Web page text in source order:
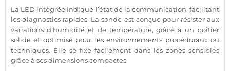
La LED intégrée indique l’état de la communication, facilitant
les diagnostics rapides. La sonde est conçue pour résister aux
variations d’humidité et de température, grâce à un boîtier
solide et optimisé pour les environnements procéduraux ou
techniques. Elle se fixe facilement dans les zones sensibles
grâce à ses dimensions compactes.